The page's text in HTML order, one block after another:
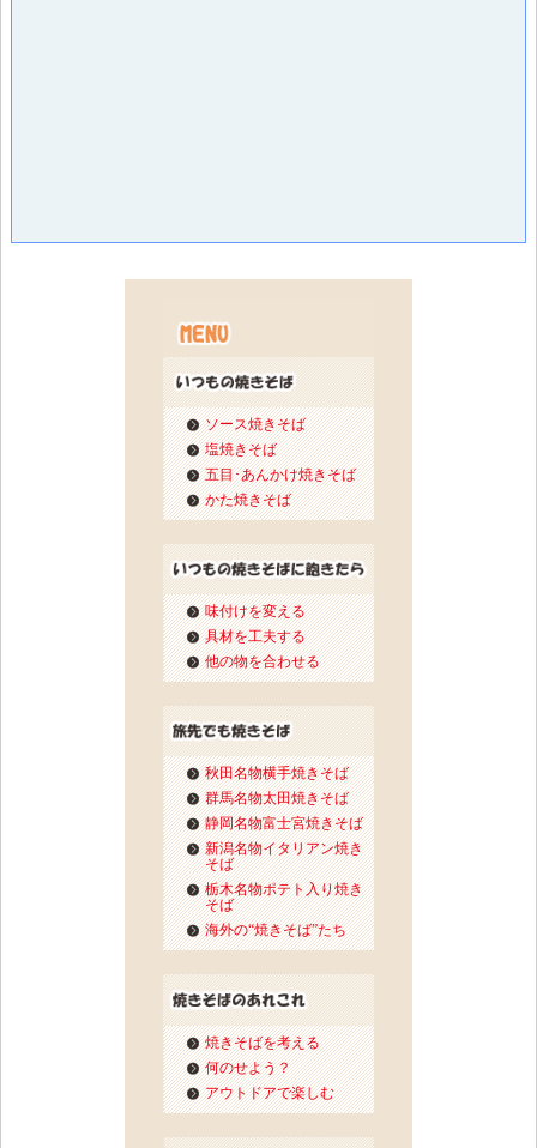
ソース焼きそば
塩焼きそば
五目･あんかけ焼きそば
かた焼きそば
味付けを変える
具材を工夫する
他の物を合わせる
秋田名物横手焼きそば
群馬名物太田焼きそば
静岡名物富士宮焼きそば
新潟名物イタリアン焼き
そば
栃木名物ポテト入り焼き
そば
海外の“焼きそば”たち
焼きそばを考える
何のせよう？
アウトドアで楽しむ